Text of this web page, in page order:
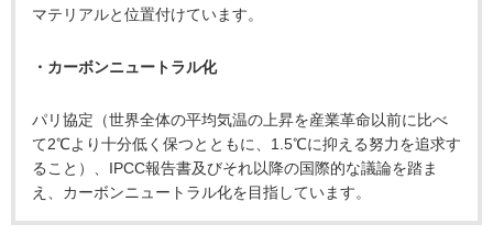
マテリアルと位置付けています。
・カーボンニュートラル化
パリ協定（世界全体の平均気温の上昇を産業革命以前に比べ
て2℃より十分低く保つとともに、1.5℃に抑える努力を追求す
ること）、IPCC報告書及びそれ以降の国際的な議論を踏ま
え、カーボンニュートラル化を目指しています。